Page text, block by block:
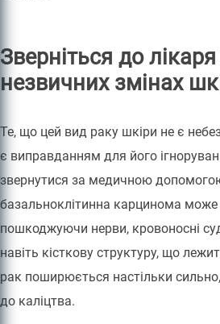
Зверніться до
незвичних змінах
Те, що цей вид раку шкіри не є
є виправданням для його
звернутися за медичною допомогою
базальноклітинна карцинома
пошкоджуючи нерви, кровоносні
навіть кісткову структуру, що
рак поширюється настільки
до каліцтва.